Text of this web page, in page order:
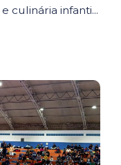
culinária infanti...